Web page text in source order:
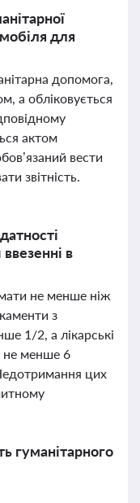
для
допомога,
а обліковується
актом
вести
звітність.
в
не менше ніж
з
1/2, а лікарські
не менше 6
цих
гуманітарного